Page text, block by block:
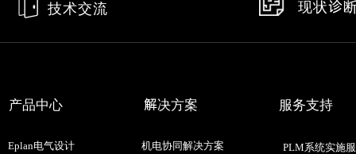
现状诊
技术交流
机电协同解决方案
产品中心 解决方案 服务支持
PLM系统实施
Eplan电气设计